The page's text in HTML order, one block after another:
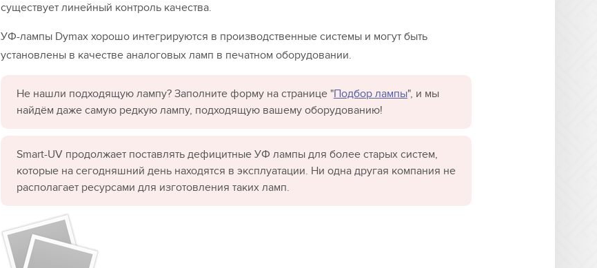
существует линейный контроль качества.
УФ-лампы Dymax хорошо интегрируются в производственные системы и могут быть
установлены в качестве аналоговых ламп в печатном оборудовании.
Не нашли подходящую лампу? Заполните форму на странице "Подбор лампы", и мы
найдём даже самую редкую лампу, подходящую вашему оборудованию!
Smart-UV продолжает поставлять дефицитные УФ лампы для более старых систем,
которые на сегодняшний день находятся в эксплуатации. Ни одна другая компания не
располагает ресурсами для изготовления таких ламп.